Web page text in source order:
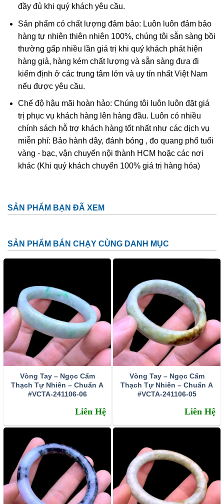
đầy đủ khi quý khách yêu cầu.
Sản phẩm có chất lượng đảm bảo: Luôn luôn đảm bảo
hàng tự nhiên thiên nhiên 100%, chúng tôi sẵn sàng bồi
thường gấp nhiều lần giá trị khi quý khách phát hiện
hàng giả, hàng kém chất lượng và sẵn sàng đưa đi
kiểm định ở các trung tâm lớn và uy tín nhất Việt Nam
nếu được yêu cầu.
Chế độ hậu mãi hoàn hảo: Chúng tôi luôn luôn đặt giá
trị phục vụ khách hàng lên hàng đầu. Luôn có nhiều
chính sách hỗ trợ khách hàng tốt nhất như các dịch vụ
miễn phí: Bảo hành dây, đánh bóng , đo quang phổ tuổi
vàng - bạc, vận chuyển nội thành HCM hoặc các nơi
khác (Khi quý khách chuyển 100% giá trị hàng hóa)
SẢN PHẨM BẠN ĐÃ XEM
SẢN PHẨM BÁN CHẠY CÙNG DANH MỤC
Vòng Tay – Ngọc Cẩm
Thạch Tự Nhiên – Chuẩn A
#VCTA-241106-06
Liên Hệ
Vòng Tay – Ngọc Cẩm
Thạch Tự Nhiên – Chuẩn A
#VCTA-241106-05
Liên Hệ